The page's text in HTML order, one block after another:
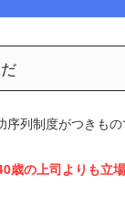
列制度がつきもの
歳の上司よりも立